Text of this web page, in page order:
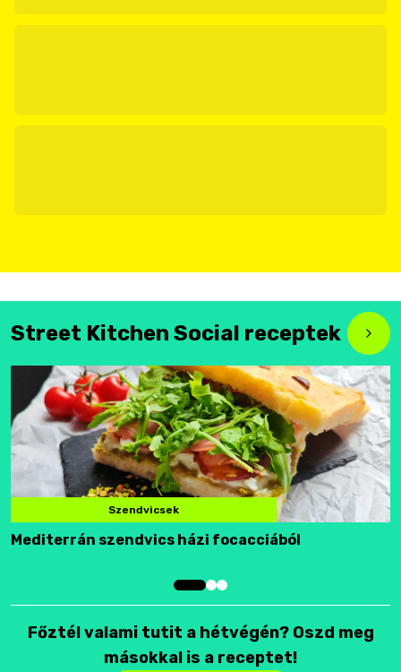
Street Kitchen Social receptek
Szendvicsek
Mediterrán szendvics házi focacciából
Főztél valami tutit a hétvégén? Oszd meg
másokkal is a receptet!